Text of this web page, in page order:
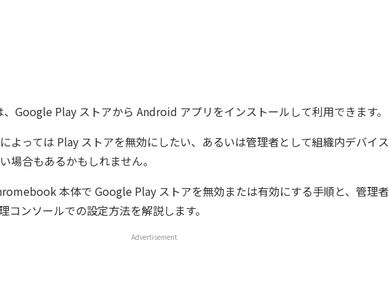
Google Play ストアから Android アプリをインストールして利用できます。
よっては Play ストアを無効にしたい、あるいは管理者として組織内デバイス
場合もあるかもしれません。
本体で Google Play ストアを無効または有効にする手順と、管理者
コンソールでの設定方法を解説します。
Advertisement